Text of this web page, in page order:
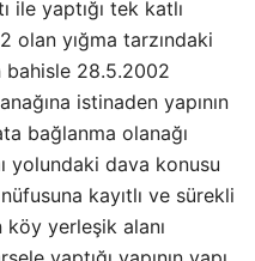
ile yaptığı tek katlı
olan yığma tarzındaki
bahisle 28.5.2002
istinaden yapının
bağlanma olanağı
yolundaki dava konusu
kayıtlı ve sürekli
köy yerleşik alanı